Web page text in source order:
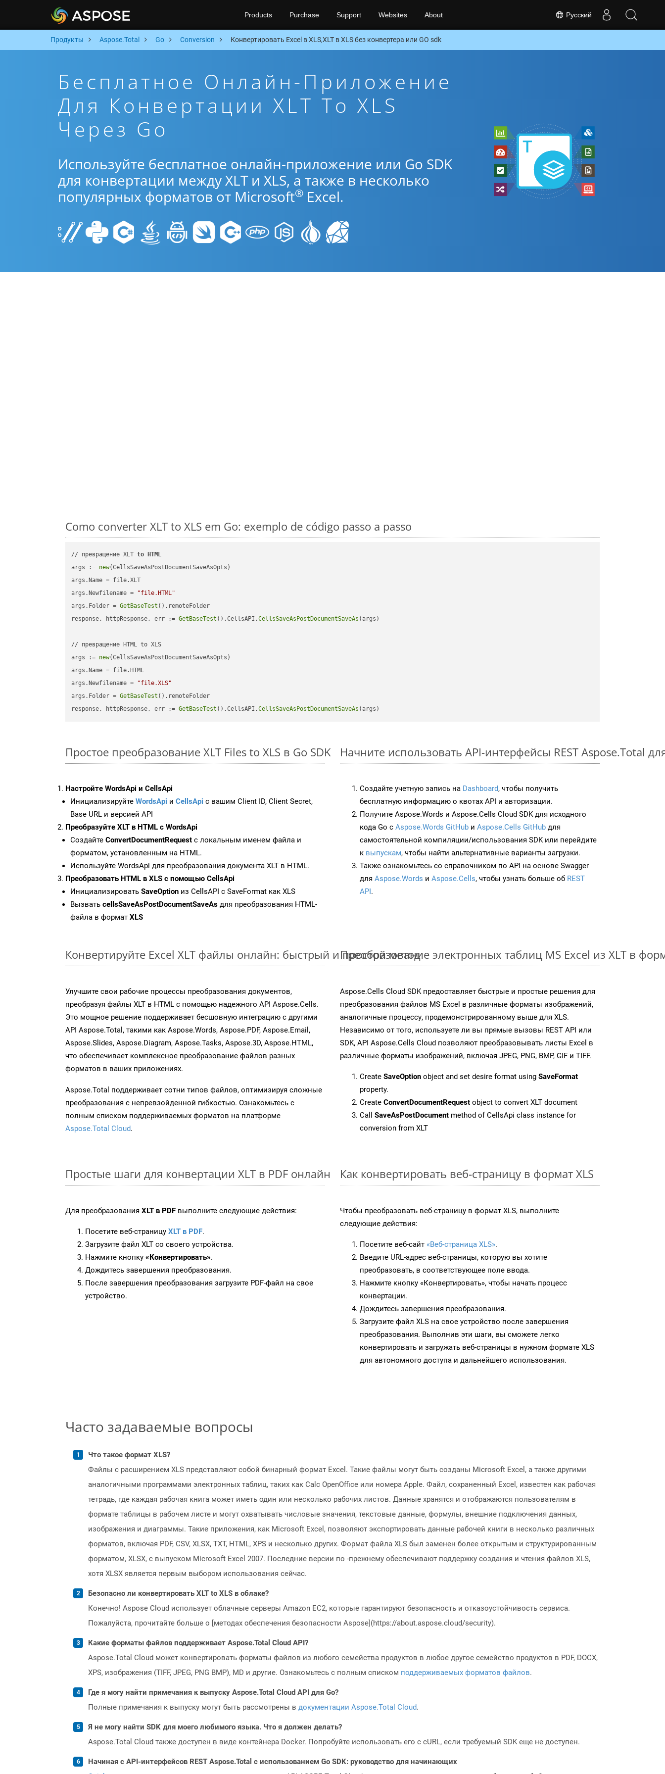
Русский
Products Purchase Support Websites About
Продукты Aspose.Total Go Conversion Конвертировать Excel в XLS,XLT в XLS без конвертера или GO sdk
Бесплатное Онлайн-Приложение
Для Конвертации XLT To XLS
Через Go
Используйте бесплатное онлайн-приложение или Go SDK
для конвертации между XLT и XLS, а также в несколько
популярных форматов от Microsoft® Excel.
Como converter XLT to XLS em Go: exemplo de código passo a passo
// превращение XLT to
HTML
args := new(CellsSaveAsPostDocumentSaveAsOpts)
args.Name = file.XLT
args.Newfilename =
"file.HTML"
args.Folder = GetBaseTest ().remoteFolder
response, httpResponse, err := GetBaseTest ().CellsAPI.CellsSaveAsPostDocumentSaveAs (args)
// превращение HTML to XLS
args := new(CellsSaveAsPostDocumentSaveAsOpts)
args.Name = file.HTML
args.Newfilename =
"file.XLS"
args.Folder = GetBaseTest ().remoteFolder
response, httpResponse, err := GetBaseTest ().CellsAPI.CellsSaveAsPostDocumentSaveAs
Простое преобразование XLT Files to XLS в Go SDK
Настройте WordsApi и CellsApi
Инициализируйте WordsApi и CellsApi с вашим Client ID, Client Secret,
Base URL и версией API
Преобразуйте XLT в HTML с WordsApi
Создайте ConvertDocumentRequest с локальным именем файла и
форматом, установленным на HTML.
Используйте WordsApi для преобразования документа XLT в HTML.
Преобразовать HTML в XLS с помощью CellsApi
Инициализировать SaveOption из CellsAPI с SaveFormat как XLS
Вызвать cellsSaveAsPostDocumentSaveAs для преобразования HTML-
файла в формат XLS
Начните использовать API-интерфейсы REST Aspose.Total
Создайте учетную запись на Dashboard, чтобы получить
бесплатную информацию о квотах API и авторизации.
Получите Aspose.Words и Aspose.Cells Cloud SDK для исходного
кода Go с Aspose.Words GitHub и Aspose.Cells GitHub для
самостоятельной компиляции/использования SDK или перейдите
к выпускам, чтобы найти альтернативные варианты загрузки.
Также ознакомьтесь со справочником по API на основе Swagger
для Aspose.Words и Aspose.Cells, чтобы узнать больше об REST
API.
Конвертируйте Excel XLT файлы онлайн: быстрый и простой метод
Улучшите свои рабочие процессы преобразования документов,
преобразуя файлы XLT в HTML с помощью надежного API Aspose.Cells.
Это мощное решение поддерживает бесшовную интеграцию с другими
API Aspose.Total, такими как Aspose.Words, Aspose.PDF, Aspose.Email,
Aspose.Slides, Aspose.Diagram, Aspose.Tasks, Aspose.3D, Aspose.HTML,
что обеспечивает комплексное преобразование файлов разных
форматов в ваших приложениях.
Aspose.Total поддерживает сотни типов файлов, оптимизируя сложные
преобразования с непревзойденной гибкостью. Ознакомьтесь с
полным списком поддерживаемых форматов на платформе
Aspose.Total Cloud.
Преобразование электронных таблиц MS Excel из XLT в
Aspose.Cells Cloud SDK предоставляет быстрые и простые решения для
преобразования файлов MS Excel в различные форматы изображений,
аналогичные процессу, продемонстрированному выше для XLS.
Независимо от того, используете ли вы прямые вызовы REST API или
SDK, API Aspose.Cells Cloud позволяют преобразовывать листы Excel в
различные форматы изображений, включая JPEG, PNG, BMP, GIF и TIFF.
Create SaveOption object and set desire format using SaveFormat
property.
Create ConvertDocumentRequest object to convert XLT document
Call SaveAsPostDocument method of CellsApi class instance for
conversion from XLT
Простые шаги для конвертации XLT в PDF онлайн
Для преобразования XLT в PDF выполните следующие действия:
Посетите веб-страницу XLT в PDF.
Загрузите файл XLT со своего устройства.
Нажмите кнопку «Конвертировать».
Дождитесь завершения преобразования.
После завершения преобразования загрузите PDF-файл на свое
устройство.
Как конвертировать веб-страницу в формат XLS
Чтобы преобразовать веб-страницу в формат XLS, выполните
следующие действия:
Посетите веб-сайт «Веб-страница XLS».
Введите URL-адрес веб-страницы, которую вы хотите
преобразовать, в соответствующее поле ввода.
Нажмите кнопку «Конвертировать», чтобы начать процесс
конвертации.
Дождитесь завершения преобразования.
Загрузите файл XLS на свое устройство после завершения
преобразования. Выполнив эти шаги, вы сможете легко
конвертировать и загружать веб-страницы в нужном формате XLS
для автономного доступа и дальнейшего использования.
Часто задаваемые вопросы
Что такое формат XLS?
Файлы с расширением XLS представляют собой бинарный формат Excel. Такие файлы могут быть созданы Microsoft Excel, а также другими
аналогичными программами электронных таблиц, таких как Calc OpenOffice или номера Apple. Файл, сохраненный Excel, известен как рабочая
тетрадь, где каждая рабочая книга может иметь один или несколько рабочих листов. Данные хранятся и отображаются пользователям в
формате таблицы в рабочем листе и могут охватывать числовые значения, текстовые данные, формулы, внешние подключения данных,
изображения и диаграммы. Такие приложения, как Microsoft Excel, позволяют экспортировать данные рабочей книги в несколько различных
форматов, включая PDF, CSV, XLSX, TXT, HTML, XPS и несколько других. Формат файла XLS был заменен более открытым и структурированным
форматом, XLSX, с выпуском Microsoft Excel 2007. Последние версии по -прежнему обеспечивают поддержку создания и чтения файлов XLS,
хотя XLSX является первым выбором использования сейчас.
Безопасно ли конвертировать XLT to XLS в облаке?
Конечно! Aspose Cloud использует облачные серверы Amazon EC2, которые гарантируют безопасность и отказоустойчивость сервиса.
Пожалуйста, прочитайте больше о [методах обеспечения безопасности Aspose](https://about.aspose.cloud/security).
Какие форматы файлов поддерживает Aspose.Total Cloud API?
Aspose.Total Cloud может конвертировать форматы файлов из любого семейства продуктов в любое другое семейство продуктов в PDF, DOCX,
XPS, изображения (TIFF, JPEG, PNG BMP), MD и другие. Ознакомьтесь с полным списком поддерживаемых форматов файлов.
Где я могу найти примечания к выпуску Aspose.Total Cloud API для Go?
Полные примечания к выпуску могут быть рассмотрены в документации Aspose.Total Cloud.
Я не могу найти SDK для моего любимого языка. Что я должен делать?
Aspose.Total Cloud также доступен в виде контейнера Docker. Попробуйте использовать его с cURL, если требуемый SDK еще не доступен.
Начиная с API-интерфейсов REST Aspose.Total с использованием Go SDK: руководство для начинающих